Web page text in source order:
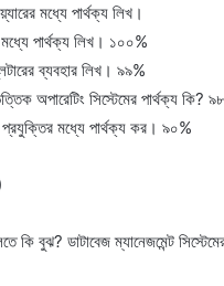
মধ্যে পার্থক্য লিখ।
পার্থক্য লিখ। ১০০%
ব্যবহার লিখ। ৯৯%
অপারেটিং সিস্টেমের পার্থক্য কি?
মধ্যে পার্থক্য কর। ৯০%
কি বুঝ? ডাটাবেজ ম্যানেজমেন্ট